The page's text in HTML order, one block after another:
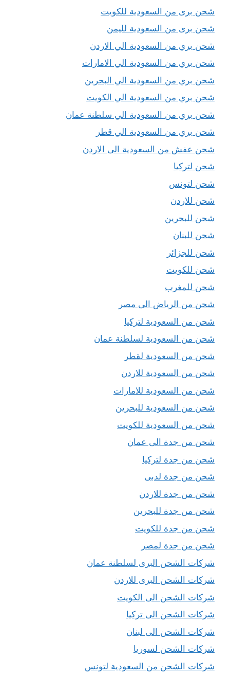
شحن برى من السعودية للكويت
شحن برى من السعودية لليمن
شحن بري من السعودية الي الاردن
شحن بري من السعودية الي الامارات
شحن بري من السعودية الي البحرين
شحن بري من السعودية الي الكويت
شحن بري من السعودية الي سلطنة عمان
شحن بري من السعودية الي قطر
شحن عفش من السعودية الى الاردن
شحن لتركيا
شحن لتونس
شحن للاردن
شحن للبحرين
شحن للبنان
شحن للجزائر
شحن للكويت
شحن للمغرب
شحن من الرياض الى مصر
شحن من السعودية لتركيا
شحن من السعودية لسلطنة عمان
شحن من السعودية لقطر
شحن من السعودية للاردن
شحن من السعودية للامارات
شحن من السعودية للبحرين
شحن من السعودية للكويت
شحن من جدة الى عمان
شحن من جدة لتركيا
شحن من جدة لدبى
شحن من جدة للاردن
شحن من جدة للبحرين
شحن من جدة للكويت
شحن من جدة لمصر
شركات الشحن البرى لسلطنة عمان
شركات الشحن البرى للاردن
شركات الشحن الى الكويت
شركات الشحن الى تركيا
شركات الشحن الى لبنان
شركات الشحن لسوريا
شركات الشحن من السعودية لتونس